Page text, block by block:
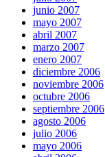
junio 2007
mayo 2007
abril 2007
marzo 2007
enero 2007
diciembre 2006
noviembre 2006
octubre 2006
septiembre 2006
agosto 2006
julio 2006
mayo 2006